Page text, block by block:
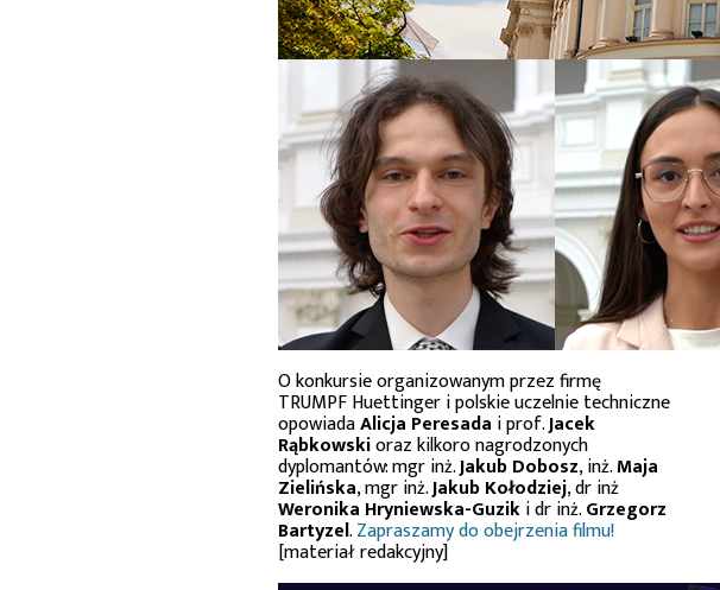
O konkursie organizowanym przez firmę
TRUMPF Huettinger i polskie uczelnie techniczne
opowiadaAlicja Peresada i prof.Jacek
Rąbkowskioraz kilkoro nagrodzonych
dyplomantów: mgr inż.Jakub Dobosz, inż.Maja
Zielińska, mgr inż.Jakub Kołodziej, dr inż
Weronika Hryniewska-Guziki dr inż.Grzegorz
Bartyzel.Zapraszamy do obejrzenia filmu!
[materiał redakcyjny]